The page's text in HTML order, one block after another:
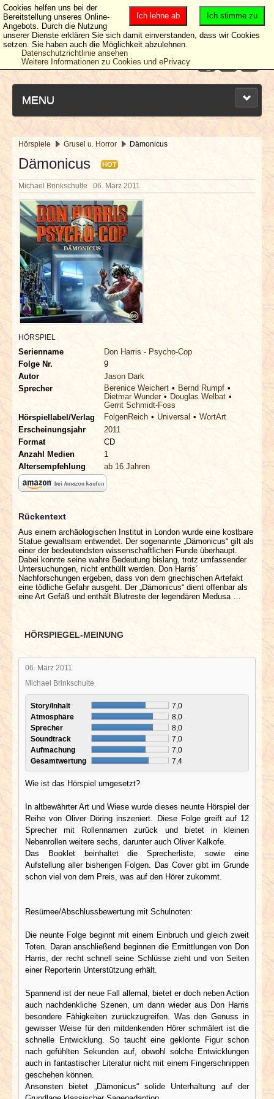
MENU
NEUESTE ARTIKEL
NEWS & DATES
BERICHTE
VERLOSUNGEN
INTERVIEWS
SPECIALS
REDAKTION
LINKS
Hörspiele Grusel u. Horror Dämonicus
Dämonicus HOT
Michael Brinkschulte 06. März 2011
HÖRSPIEL
Serienname
Don Harris - Psycho-Cop
Folge Nr.
9
Autor
Jason Dark
Sprecher
Berenice Weichert
Bernd Rumpf
Dietmar Wunder
Douglas Welbat
Gerrit Schmidt-Foss
Hörspiellabel/Verlag
FolgenReich Universal
WortArt
Erscheinungsjahr
2011
Format
CD
Anzahl Medien
1
Altersempfehlung
ab 16 Jahren
Rückentext
Aus einem archäologischen Institut in London wurde eine kostbare
Statue gewaltsam entwendet. Der sogenannte „Dämonicus“ gilt als
einer der bedeutendsten wissenschaftlichen Funde überhaupt.
Dabei konnte seine wahre Bedeutung bislang, trotz umfassender
Untersuchungen, nicht enthüllt werden. Don Harris´
Nachforschungen ergeben, dass von dem griechischen Artefakt
eine tödliche Gefahr ausgeht. Der „Dämonicus“ dient offenbar als
eine Art Gefäß und enthält Blutreste der legendären Medusa …
HÖRSPIEGEL-MEINUNG
06. März 2011
Michael Brinkschulte
Story/Inhalt
7,0
Atmosphäre
8,0
Sprecher
8,0
Soundtrack
7,0
Aufmachung
7,0
Gesamtwertung
7,4
Wie ist das Hörspiel umgesetzt?
In altbewährter Art und Wiese wurde dieses neunte Hörspiel der
Reihe von Oliver Döring inszeniert. Diese Folge greift auf 12
Sprecher mit Rollennamen zurück und bietet in kleinen
Nebenrollen weitere sechs, darunter auch Oliver Kalkofe.
Das Booklet beinhaltet die Sprecherliste, sowie eine
Aufstellung aller bisherigen Folgen. Das Cover gibt im Grunde
schon viel von dem Preis, was auf den Hörer zukommt.
Resümee/Abschlussbewertung mit Schulnoten:
Die neunte Folge beginnt mit einem Einbruch und gleich zweit
Toten. Daran anschließend beginnen die Ermittlungen von Don
Harris, der recht schnell seine Schlüsse zieht und von Seiten
einer Reporterin Unterstützung erhält.
Spannend ist der neue Fall allemal, bietet er doch neben Action
auch nachdenkliche Szenen, um dann wieder aus Don Harris
besondere Fähigkeiten zurückzugreifen. Was den Genuss in
gewisser Weise für den mitdenkenden Hörer schmälert ist die
schnelle Entwicklung. So taucht eine geklonte Figur schon
nach gefühlten Sekunden auf, obwohl solche Entwicklungen
auch in fantastischer Literatur nicht mit einem Fingerschnippen
geschehen können.
Ansonsten bietet „Dämonicus“ solide Unterhaltung auf der
Ich stimme zu
Ich lehne ab
Cookies helfen uns bei der
Bereitstellung unseres Online-
Angebots. Durch die Nutzung
unserer Dienste erklären Sie sich damit einverstanden, dass wir Cookies
setzen. Sie haben auch die Möglichkeit abzulehnen.
Datenschutzrichtlinie ansehen
Weitere Informationen zu Cookies und ePrivacy